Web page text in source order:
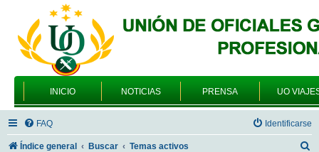
INICIO NOTICIAS PRENSA UO
FAQ Identificarse
Índice general Buscar Temas activos